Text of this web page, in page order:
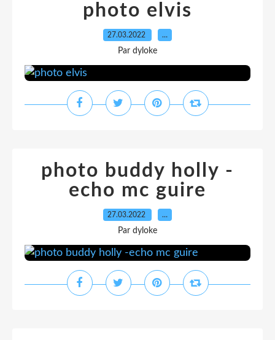
photo elvis
27.03.2022 …
Par dyloke
photo buddy holly -
echo mc guire
27.03.2022 …
Par dyloke